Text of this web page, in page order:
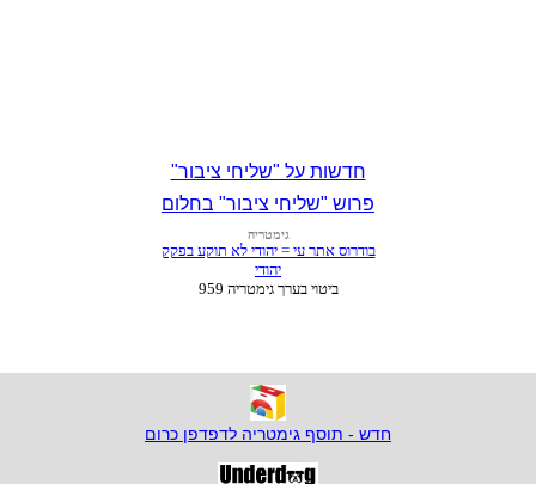
חדשות על "שליחי ציבור"
פרוש "שליחי ציבור" בחלום
חדש - תוסף גימטריה לדפדפן כרום